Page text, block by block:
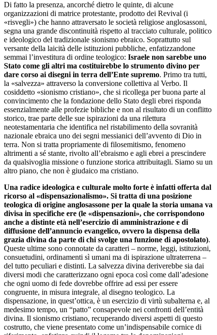
Di fatto la presenza, ancorché dietro le quinte, di alcune
organizzazioni di matrice protestante, prodotto dei Revival (i
«risvegli») che hanno attraversato le società religiose anglosassoni,
segna una grande discontinuità rispetto al tracciato culturale, politico
e ideologico del tradizionale sionismo ebraico. Soprattutto sul
versante della laicità delle istituzioni pubbliche, enfatizzandone
semmai l’investitura di ordine teologico: Israele non sarebbe uno
Stato come gli altri ma costituirebbe lo strumento divino per
dare corso ai disegni in terra dell’Ente supremo. Primo tra tutti,
la «salvezza» attraverso la conversione collettiva al Verbo. Il
cosiddetto «sionismo cristiano», che si ricollega per buona parte al
convincimento che la fondazione dello Stato degli ebrei risponda
essenzialmente alle profezie bibliche e non al risultato di un conflitto
storico, trae parte delle sue ispirazioni da una rilettura
neotestamentaria che identifica nel ristabilimento della sovranità
nazionale ebraica uno dei segni messianici dell’avvento di Dio in
terra. Non si tratta propriamente di filosemitismo, fenomeno
altrimenti a sé stante, rivolto all’ebraismo e agli ebrei a prescindere
da qualsivoglia missione o funzione storica attribuitagli. Siamo su un
altro piano, che non è giudaico ma cristiano.
Una radice ideologica e culturale molto forte è infatti offerta dal
ricorso al «dispensazionalismo». Si tratta di una posizione
teologica di origine anglosassone per la quale la storia umana va
divisa in specifiche ere (le «dispensazioni», che corrispondono
anche a distinte età nell’esercizio di amministrazione e di
diffusione dell’annuncio evangelico, ovvero la dispensa della
grazia divina da parte di chi svolge una funzione di apostolato).
Queste ultime sono connotate da caratteri – norme, leggi, istituzioni,
consuetudini, ordinamenti sì umani ma di ispirazione ultraterrena –
del tutto peculiari e distinti. La salvezza divina deriverebbe sia dai
diversi modi che caratterizzano ogni epoca così come dall’adesione
che ogni uomo di fede dovrebbe offrire ad essi per essere
congruente, in misura integrale, al disegno teologico. La
dispensazione, in quest’ottica, è un esercizio di virtù subalterna e, al
medesimo tempo, un “patto” consapevole nei confronti dell’entità
divina. Il sionismo cristiano, recuperando diversi aspetti di questo
costrutto, che viene presentato come un’indispensabile cornice di